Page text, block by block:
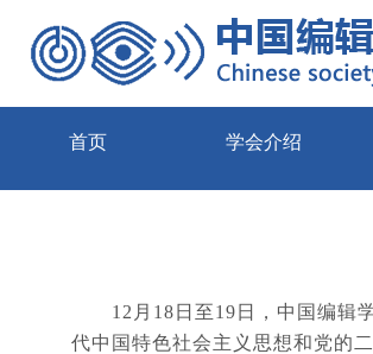
首页 学会介绍
12月18日至19日，中国编辑
代中国特色社会主义思想和党的